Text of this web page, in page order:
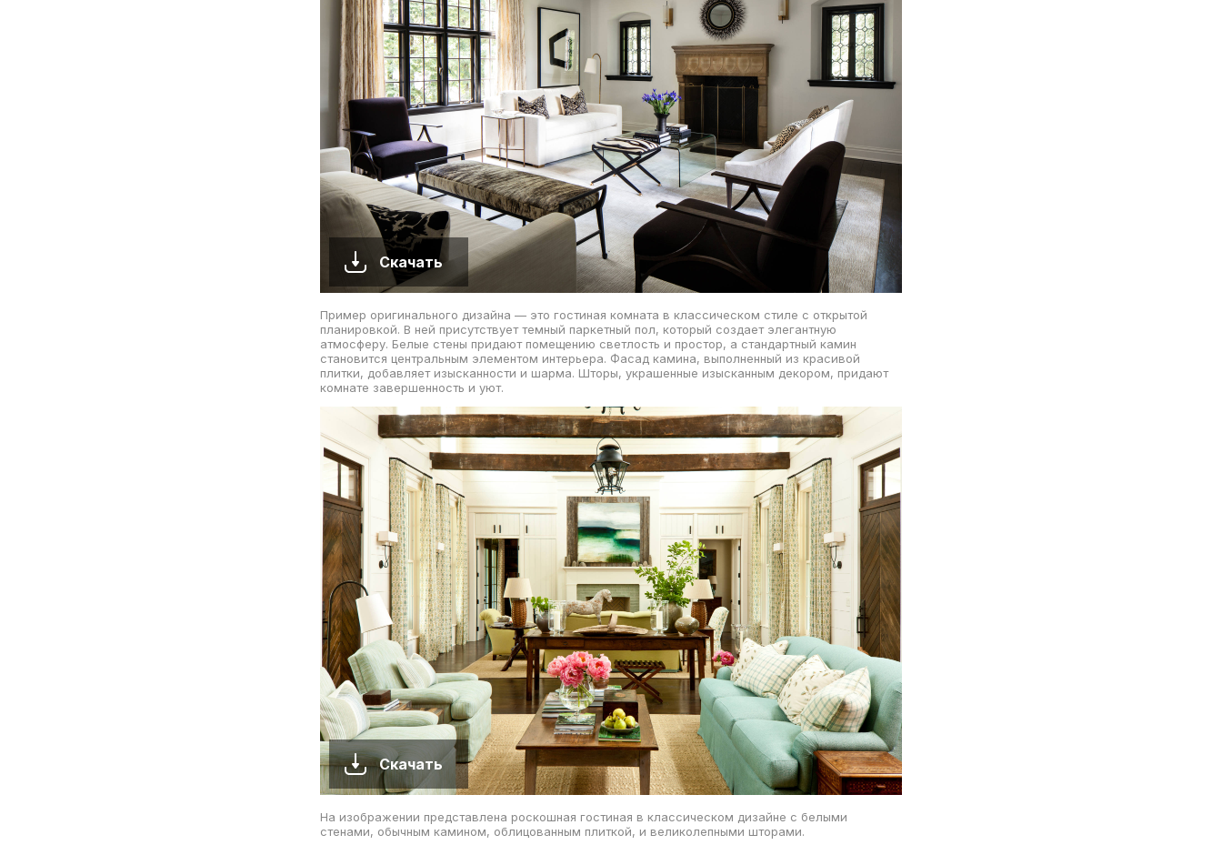
Скачать
Пример оригинального дизайна — это гостиная комната в классическом стиле с открытой
планировкой. В ней присутствует темный паркетный пол, который создает элегантную
атмосферу. Белые стены придают помещению светлость и простор, а стандартный камин
становится центральным элементом интерьера. Фасад камина, выполненный из красивой
плитки, добавляет изысканности и шарма. Шторы, украшенные изысканным декором, придают
комнате завершенность и уют.
Скачать
На изображении представлена роскошная гостиная в классическом дизайне с белыми
стенами, обычным камином, облицованным плиткой, и великолепными шторами.